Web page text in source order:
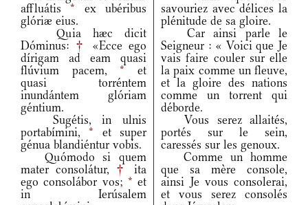
affluátis* ex ubéribus
glóriæ eius.
savouriez avec délices la
plénitude de sa gloire.
Quia hæc dicit
Dóminus: †
«Ecce ego
dírigam ad eam quasi
flúvium pacem,* et
quasi torréntem
inundántem glóriam
géntium.
Car ainsi parle le
Seigneur : « Voici que Je
vais faire couler sur elle
la paix comme un fleuve,
et la gloire des nations
comme un torrent qui
déborde.
Sugétis, in ulnis
portabímini,* et super
génua blandiéntur vobis.
Vous serez allaités,
portés sur le sein,
caressés sur les genoux.
Quómodo si quem
mater consolátur, †
ita
ego consolábor vos; * et
in Ierúsalem
Comme un homme
que sa mère console,
ainsi Je vous consolerai,
et vous serez consolés